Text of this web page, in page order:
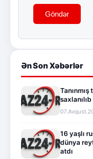
Göndər
Ən Son Xəbərlər
saxlanılıb
16 yaşlı
dünya
atdı